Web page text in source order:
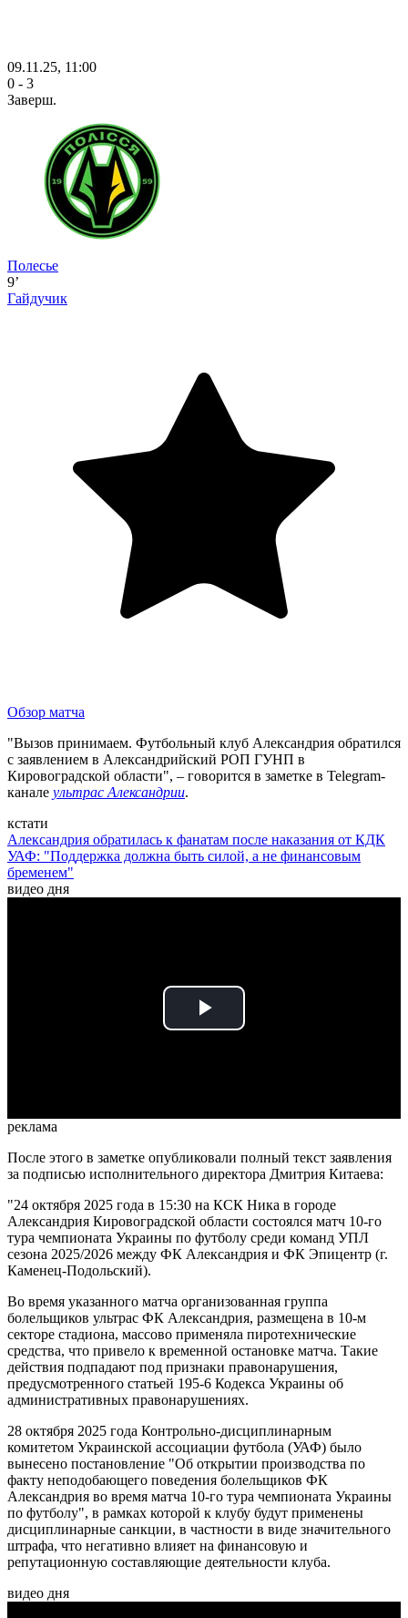
09.11.25, 11:00
0 - 3
Заверш.
Полесье
9’
Гайдучик
Обзор матча
"Вызов принимаем. Футбольный клуб Александрия обратился
с заявлением в Александрийский РОП ГУНП в
Кировоградской области", – говорится в заметке в Telegram-
канале ультрас Александрии.
кстати
Александрия обратилась к фанатам после наказания от КДК
УАФ: "Поддержка должна быть силой, а не финансовым
бременем"
видео дня
Play
реклама
После этого в заметке опубликовали полный текст заявления
за подписью исполнительного директора Дмитрия Китаева:
"24 октября 2025 года в 15:30 на КСК Ника в городе
Александрия Кировоградской области состоялся матч 10-го
тура чемпионата Украины по футболу среди команд УПЛ
сезона 2025/2026 между ФК Александрия и ФК Эпицентр (г.
Каменец-Подольский).
Во время указанного матча организованная группа
болельщиков ультрас ФК Александрия, размещена в 10-м
секторе стадиона, массово применяла пиротехнические
средства, что привело к временной остановке матча. Такие
действия подпадают под признаки правонарушения,
предусмотренного статьей 195-6 Кодекса Украины об
административных правонарушениях.
28 октября 2025 года Контрольно-дисциплинарным
комитетом Украинской ассоциации футбола (УАФ) было
вынесено постановление "Об открытии производства по
факту неподобающего поведения болельщиков ФК
Александрия во время матча 10-го тура чемпионата Украины
по футболу", в рамках которой к клубу будут применены
дисциплинарные санкции, в частности в виде значительного
штрафа, что негативно влияет на финансовую и
репутационную составляющие деятельности клуба.
видео дня